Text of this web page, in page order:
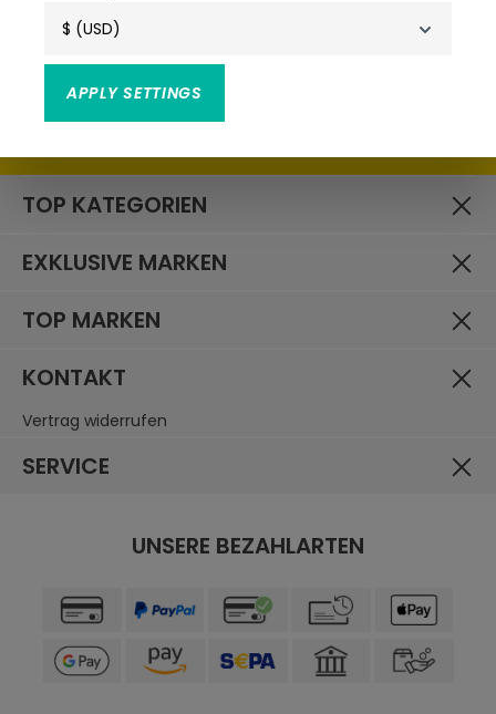
Ich habe dieDatenschutzbestimmungen
genommen und dieAGBgelesen und bin mit ihnen
TOP KATEGORIEN
EXKLUSIVE MARKEN
TOP MARKEN
KONTAKT
Vertrag widerrufen
SERVICE
UNSERE BEZAHLARTEN
$ (USD)
APPLY SETTINGS